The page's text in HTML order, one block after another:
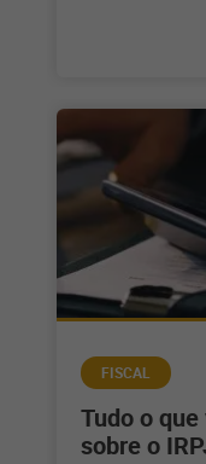
FISCAL
Tudo o
sobre o